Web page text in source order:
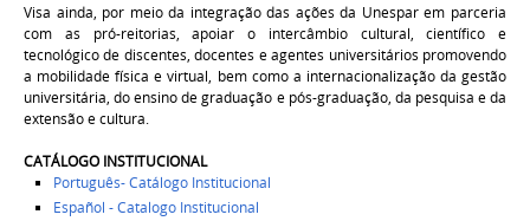
Visa ainda, por meio da integração das ações da Unesparem parceria
com as pró-reitorias, apoiar o intercâmbiocultural, científico e
tecnológicode discentes, docentes e agentes universitários promovendo
a mobilidade física e virtual, bem como a internacionalização da gestão
universitária, do ensino de graduação e pós-graduação, da pesquisa e da
extensão e cultura.
CATÁLOGO INSTITUCIONAL
Português- Catálogo Institucional
Español - Catalogo Institucional